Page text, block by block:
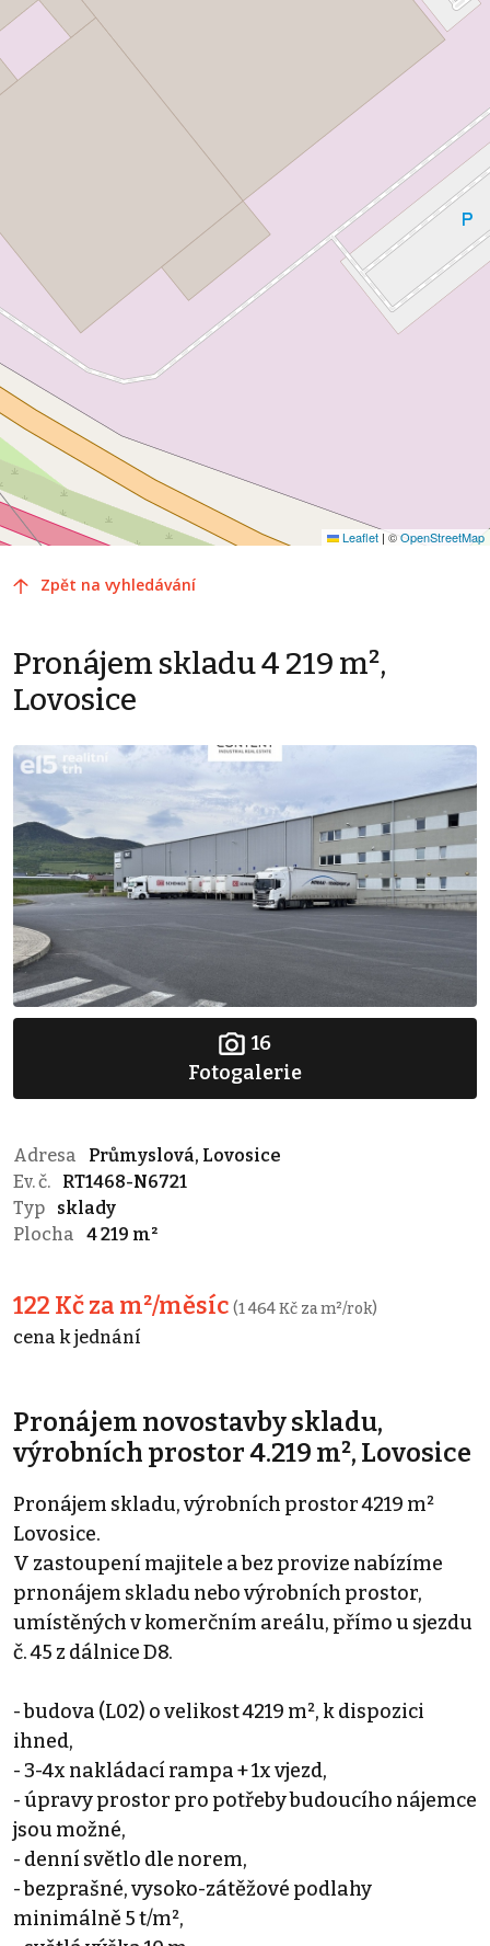
Leaflet | ©OpenStreetMap
Zpět na vyhledávání
Pronájem skladu 4 219 m²,
Lovosice
16
Fotogalerie
Adresa
Průmyslová, Lovosice
Ev. č.
RT1468-N6721
Typ
sklady
Plocha
4 219 m²
122 Kč za m²/měsíc (1 464 Kč za m²/rok)
cena k jednání
Pronájem novostavby skladu,
výrobních prostor 4.219 m², Lovosice
Pronájem skladu, výrobních prostor 4219 m²
Lovosice.
V zastoupení majitele a bez provize nabízíme
prnonájem skladu nebo výrobních prostor,
umístěných v komerčním areálu, přímo u sjezdu
č. 45 z dálnice D8.
- budova (L02) o velikost 4219 m², k dispozici
ihned,
- 3-4x nakládací rampa + 1x vjezd,
- úpravy prostor pro potřeby budoucího nájemce
jsou možné,
- denní světlo dle norem,
- bezprašné, vysoko-zátěžové podlahy
minimálně 5 t/m²,